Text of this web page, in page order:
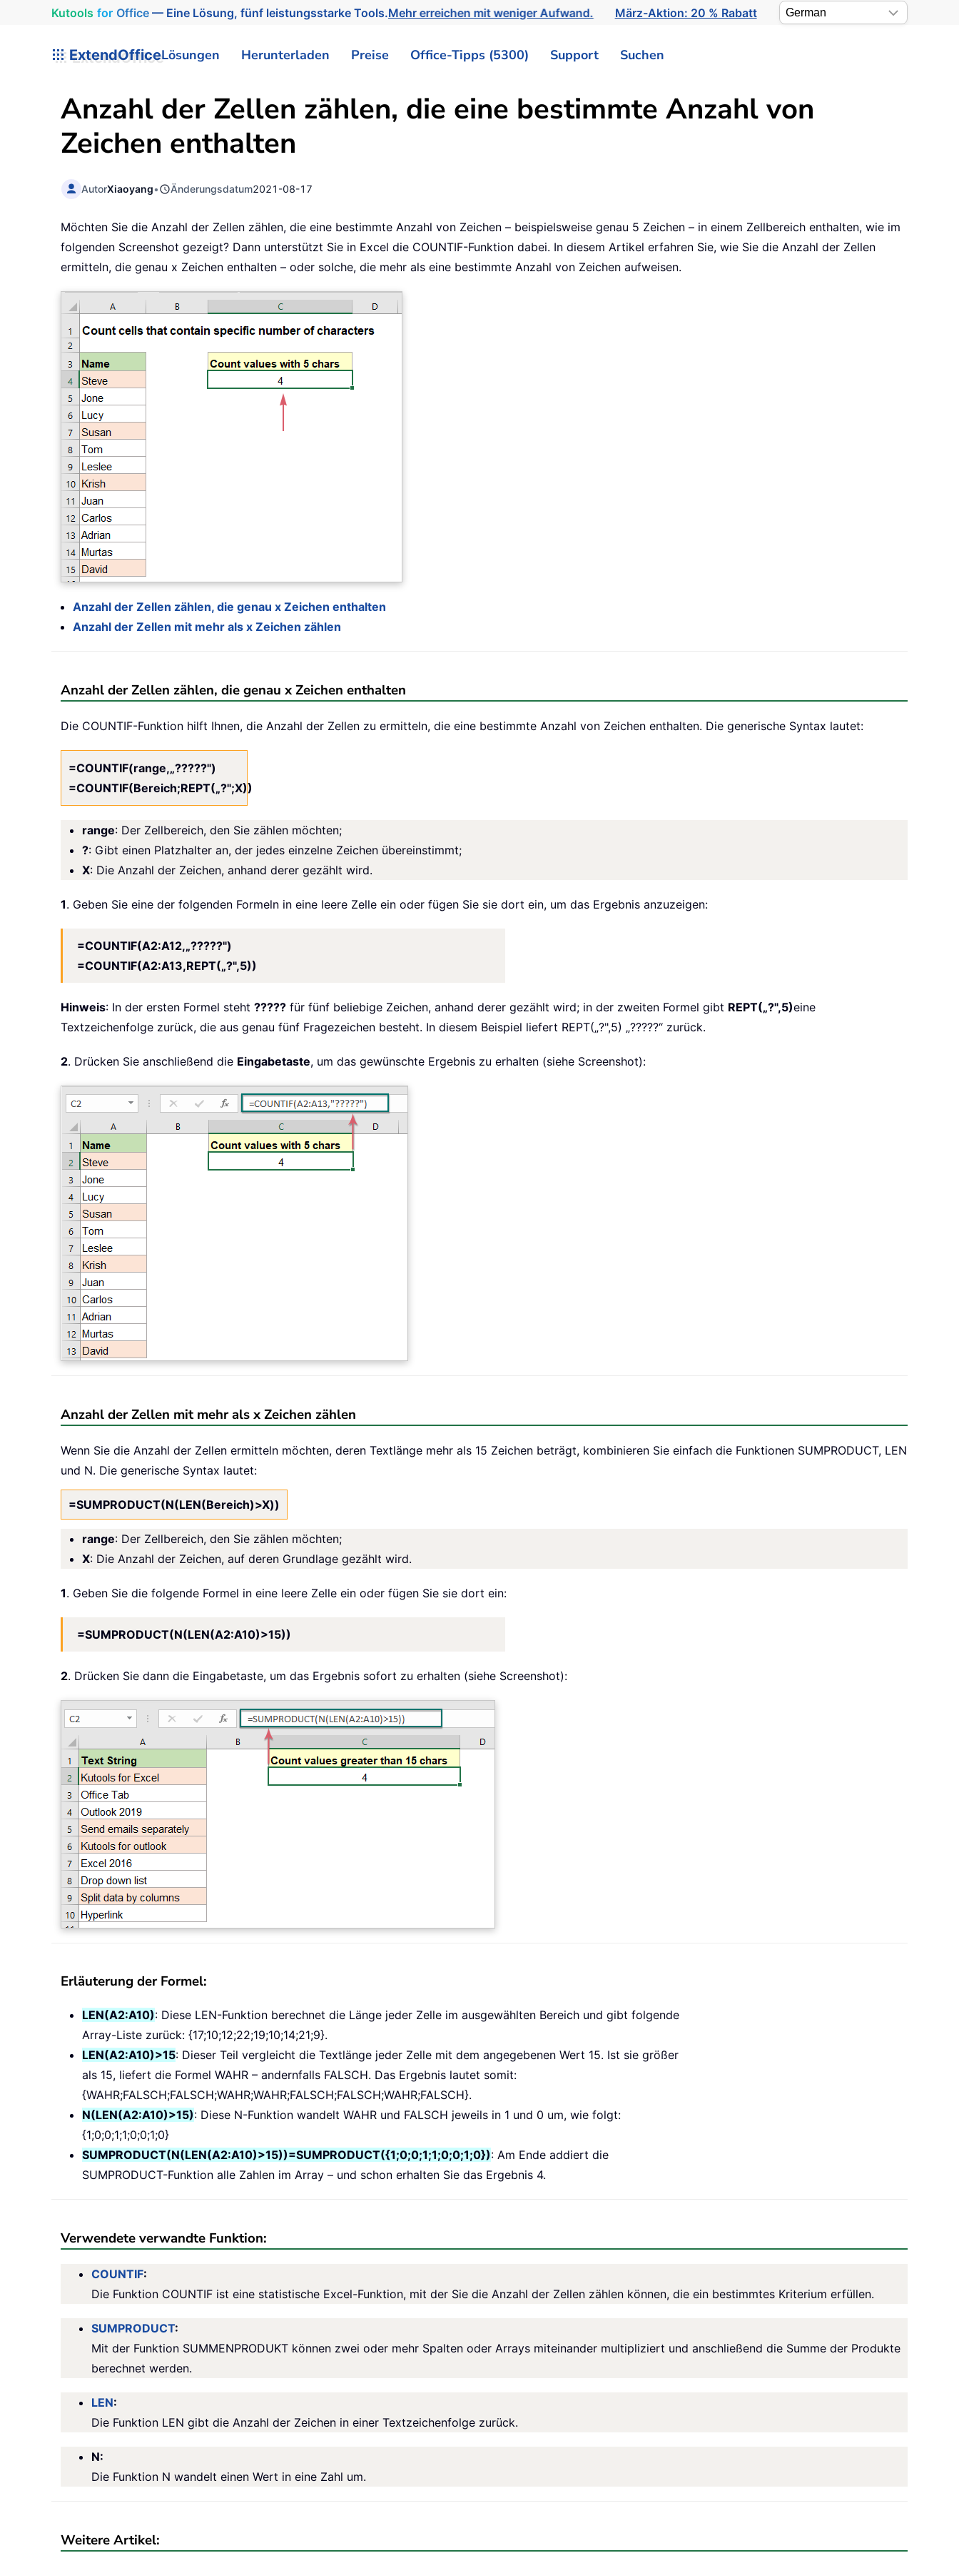
Kutools for Office— Eine Lösung, fünf leistungsstarke Tools.Mehr erreichen mit weniger Aufwand. März-Aktion: 20 % Rabatt
ExtendOfficeLösungen Herunterladen Preise Office-Tipps (5300) Support Suchen
Anzahl der Zellen zählen, die eine bestimmte Anzahl von
Zeichen enthalten
AutorXiaoyang• Änderungsdatum2021-08-17
Möchten Sie die Anzahl der Zellen zählen, die eine bestimmte Anzahl von Zeichen – beispielsweise genau 5 Zeichen – in einem Zellbereich enthalten, wie im
folgenden Screenshot gezeigt? Dann unterstützt Sie in Excel die COUNTIF-Funktion dabei. In diesem Artikel erfahren Sie, wie Sie die Anzahl der Zellen
ermitteln, die genau x Zeichen enthalten – oder solche, die mehr als eine bestimmte Anzahl von Zeichen aufweisen.
Anzahl der Zellen zählen, die genau x Zeichen enthalten
Anzahl der Zellen mit mehr als x Zeichen zählen
Anzahl der Zellen zählen, die genau x Zeichen enthalten
Die COUNTIF-Funktion hilft Ihnen, die Anzahl der Zellen zu ermitteln, die eine bestimmte Anzahl von Zeichen enthalten. Die generische Syntax lautet:
=COUNTIF(range,„?????")
=COUNTIF(Bereich;REPT(„?";X))
range: Der Zellbereich, den Sie zählen möchten;
?: Gibt einen Platzhalter an, der jedes einzelne Zeichen übereinstimmt;
X: Die Anzahl der Zeichen, anhand derer gezählt wird.
1. Geben Sie eine der folgenden Formeln in eine leere Zelle ein oder fügen Sie sie dort ein, um das Ergebnis anzuzeigen:
=COUNTIF(A2:A12,„?????")
=COUNTIF(A2:A13,REPT(„?",5))
Hinweis: In der ersten Formel steht ????? für fünf beliebige Zeichen, anhand derer gezählt wird; in der zweiten Formel gibt REPT(„?",5)eine
Textzeichenfolge zurück, die aus genau fünf Fragezeichen besteht. In diesem Beispiel liefert REPT(„?",5) „?????“ zurück.
2. Drücken Sie anschließend die Eingabetaste, um das gewünschte Ergebnis zu erhalten (siehe Screenshot):
Anzahl der Zellen mit mehr als x Zeichen zählen
Wenn Sie die Anzahl der Zellen ermitteln möchten, deren Textlänge mehr als 15 Zeichen beträgt, kombinieren Sie einfach die Funktionen SUMPRODUCT, LEN
und N. Die generische Syntax lautet:
=SUMPRODUCT(N(LEN(Bereich)>X))
range: Der Zellbereich, den Sie zählen möchten;
X: Die Anzahl der Zeichen, auf deren Grundlage gezählt wird.
1. Geben Sie die folgende Formel in eine leere Zelle ein oder fügen Sie sie dort ein:
=SUMPRODUCT(N(LEN(A2:A10)>15))
2. Drücken Sie dann die Eingabetaste, um das Ergebnis sofort zu erhalten (siehe Screenshot):
Erläuterung der Formel:
LEN(A2:A10): Diese LEN-Funktion berechnet die Länge jeder Zelle im ausgewählten Bereich und gibt folgende
Array-Liste zurück: {17;10;12;22;19;10;14;21;9}.
LEN(A2:A10)>15: Dieser Teil vergleicht die Textlänge jeder Zelle mit dem angegebenen Wert 15. Ist sie größer
als 15, liefert die Formel WAHR – andernfalls FALSCH. Das Ergebnis lautet somit:
{WAHR;FALSCH;FALSCH;WAHR;WAHR;FALSCH;FALSCH;WAHR;FALSCH}.
N(LEN(A2:A10)>15): Diese N-Funktion wandelt WAHR und FALSCH jeweils in 1 und 0 um, wie folgt:
{1;0;0;1;1;0;0;1;0}
SUMPRODUCT(N(LEN(A2:A10)>15))=SUMPRODUCT({1;0;0;1;1;0;0;1;0}): Am Ende addiert die
SUMPRODUCT-Funktion alle Zahlen im Array – und schon erhalten Sie das Ergebnis 4.
Verwendete verwandte Funktion:
COUNTIF:
Die Funktion COUNTIF ist eine statistische Excel-Funktion, mit der Sie die Anzahl der Zellen zählen können, die ein bestimmtes Kriterium erfüllen.
SUMPRODUCT:
Mit der Funktion SUMMENPRODUKT können zwei oder mehr Spalten oder Arrays miteinander multipliziert und anschließend die Summe der Produkte
berechnet werden.
LEN:
Die Funktion LEN gibt die Anzahl der Zeichen in einer Textzeichenfolge zurück.
N:
Die Funktion N wandelt einen Wert in eine Zahl um.
Weitere Artikel: